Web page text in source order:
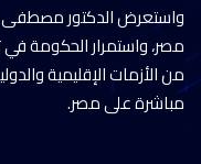
واستعرض الدكتور مصطفى
مصر، واستمرار الحكومة في
من الأزمات الإقليمية
مباشرة على مصر.